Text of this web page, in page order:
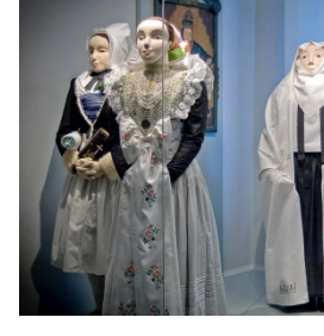
Betrieb
Seite
notwendig
sind
(funktionale
Cookies),
sowie
solche,
die
lediglich